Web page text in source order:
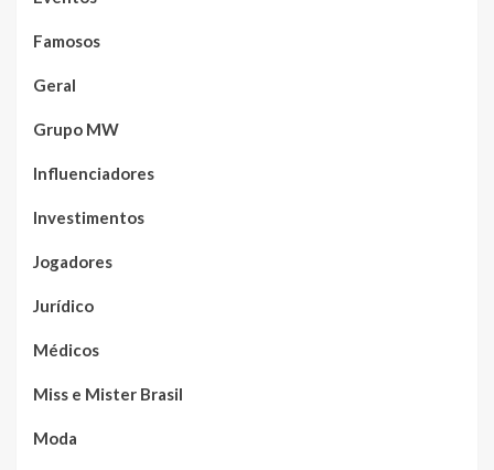
Famosos
Geral
Grupo MW
Influenciadores
Investimentos
Jogadores
Jurídico
Médicos
Miss e Mister Brasil
Moda